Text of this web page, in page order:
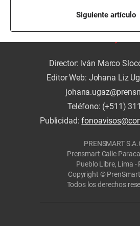
Siguiente artículo
Director: Iván Marco
Editor Web: Johana Liz
Teléfono: (+511)
Publicidad:
PRENSMART
Prensmart Calle
Pueblo Libre, Lima -
Copyright © PrenSmart
Todos los derechos